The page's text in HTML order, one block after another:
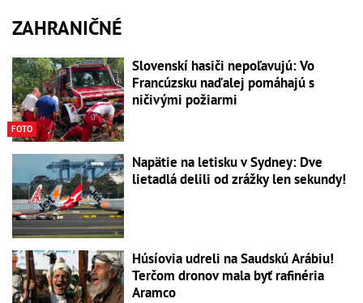
ZAHRANIČNÉ
FOTO
Slovenskí hasiči nepoľavujú: Vo
Francúzsku naďalej pomáhajú s
ničivými požiarmi
Napätie na letisku v Sydney: Dve
lietadlá delili od zrážky len sekundy!
Húsíovia udreli na Saudskú Arábiu!
Terčom dronov mala byť rafinéria
Aramco